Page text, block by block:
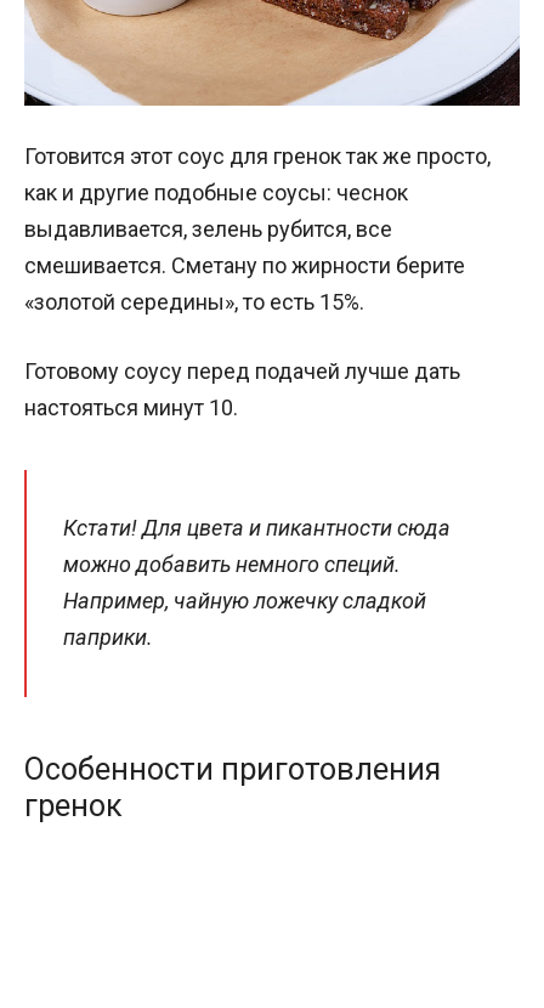
Готовится этот соус для гренок так же просто,
как и другие подобные соусы: чеснок
выдавливается, зелень рубится, все
смешивается. Сметану по жирности берите
«золотой середины», то есть 15%.
Готовому соусу перед подачей лучше дать
настояться минут 10.
Кстати! Для цвета и пикантности сюда
можно добавить немного специй.
Например, чайную ложечку сладкой
паприки.
Особенности приготовления
гренок